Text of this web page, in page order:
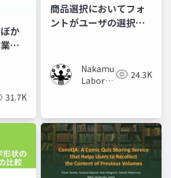
か
時
31.7K
商品選択においてフォ
ントがユーザの選択行
Nakamura
Laboratory 24.3K